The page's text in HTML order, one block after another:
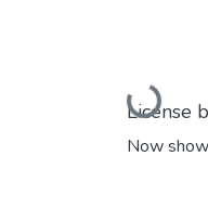
Loading...
License
Now